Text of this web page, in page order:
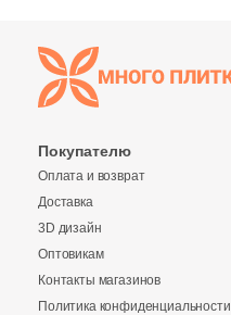
Прямоугольная
Формы шеврон
Шестиугольная
Восьмиугольная
Покупателю
Оплата и возврат
Доставка
3D дизайн
Оптовикам
Контакты магазинов
Политика конфиденциальности